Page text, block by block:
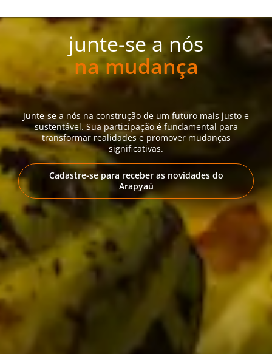
junte-se a nós
na mudança
Junte-se a nós na construção de um futuro mais justo e
sustentável. Sua participação é fundamental para
transformar realidades e promover mudanças
significativas.
Cadastre-se para receber as novidades do
Arapyaú